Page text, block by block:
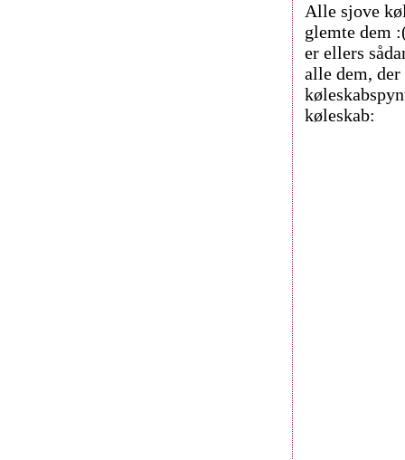
Alle sjove
glemte dem
er ellers
alle dem,
køleskab: